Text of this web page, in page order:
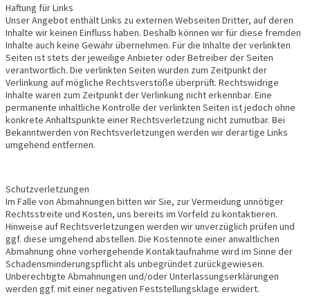
Haftung für Links
Unser Angebot enthält Links zu externen Webseiten Dritter, auf deren
Inhalte wir keinen Einfluss haben. Deshalb können wir für diese fremden
Inhalte auch keine Gewähr übernehmen. Für die Inhalte der verlinkten
Seiten ist stets der jeweilige Anbieter oder Betreiber der Seiten
verantwortlich. Die verlinkten Seiten wurden zum Zeitpunkt der
Verlinkung auf mögliche Rechtsverstöße überprüft. Rechtswidrige
Inhalte waren zum Zeitpunkt der Verlinkung nicht erkennbar. Eine
permanente inhaltliche Kontrolle der verlinkten Seiten ist jedoch ohne
konkrete Anhaltspunkte einer Rechtsverletzung nicht zumutbar. Bei
Bekanntwerden von Rechtsverletzungen werden wir derartige Links
umgehend entfernen.
Schutzverletzungen
Im Falle von Abmahnungen bitten wir Sie, zur Vermeidung unnötiger
Rechtsstreite und Kosten, uns bereits im Vorfeld zu kontaktieren.
Hinweise auf Rechtsverletzungen werden wir unverzüglich prüfen und
ggf. diese umgehend abstellen. Die Kostennote einer anwaltlichen
Abmahnung ohne vorhergehende Kontaktaufnahme wird im Sinne der
Schadensminderungspflicht als unbegründet zurückgewiesen.
Unberechtigte Abmahnungen und/oder Unterlassungserklärungen
werden ggf. mit einer negativen Feststellungsklage erwidert.